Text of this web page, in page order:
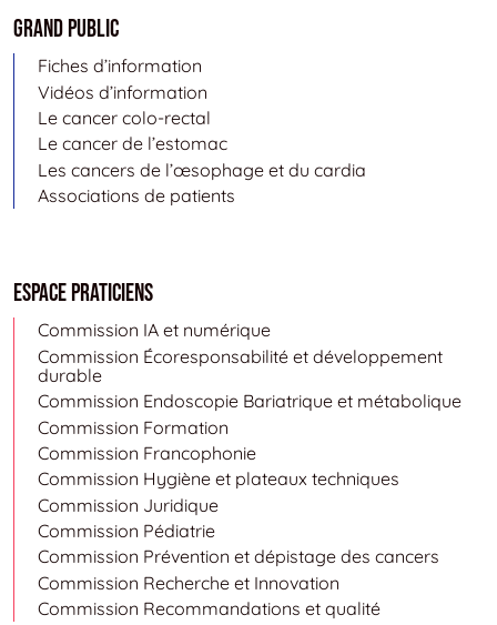
Grand public
Fiches d’information
Vidéos d’information
Le cancer colo-rectal
Le cancer de l’estomac
Les cancers de l’œsophage et du cardia
Associations de patients
Espace Praticiens
Commission IA et numérique
Commission Écoresponsabilité et développement
durable
Commission Endoscopie Bariatrique et métabolique
Commission Formation
Commission Francophonie
Commission Hygiène et plateaux techniques
Commission Juridique
Commission Pédiatrie
Commission Prévention et dépistage des cancers
Commission Recherche et Innovation
Commission Recommandations et qualité